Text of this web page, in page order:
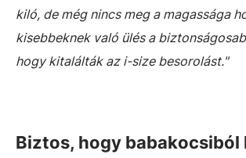
kiló, de még nincs meg a magassága
kisebbeknek való ülés a
hogy kitalálták az i-size besorolást."
Biztos, hogy babakocsiból